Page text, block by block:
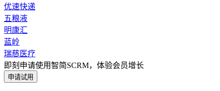
优速快递
五粮液
明康汇
蓝岭
瑞慈医疗
即刻申请使用智简SCRM，体验会员增长